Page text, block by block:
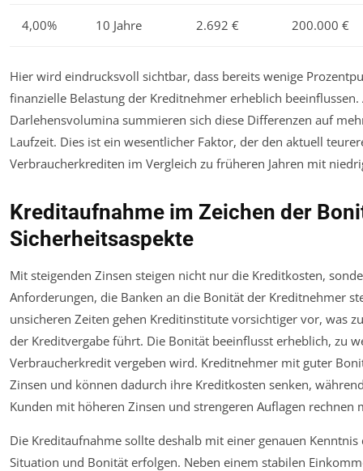
4,00% 10 Jahre 2.692 € 200.000 €
Hier wird eindrucksvoll sichtbar, dass bereits wenige
finanzielle Belastung der Kreditnehmer erheblich beeinflussen.
Darlehensvolumina summieren sich diese Differenzen auf
Laufzeit. Dies ist ein wesentlicher Faktor, der den aktuell
Verbraucherkrediten im Vergleich zu früheren Jahren mit
Kreditaufnahme im Zeichen der
Sicherheitsaspekte
Mit steigenden Zinsen steigen nicht nur die Kreditkosten,
Anforderungen, die Banken an die Bonität der Kreditnehmer
unsicheren Zeiten gehen Kreditinstitute vorsichtiger vor, was
der Kreditvergabe führt. Die Bonität beeinflusst erheblich, zu
Verbraucherkredit vergeben wird. Kreditnehmer mit guter
Zinsen und können dadurch ihre Kreditkosten senken,
Kunden mit höheren Zinsen und strengeren Auflagen rechnen
Die Kreditaufnahme sollte deshalb mit einer genauen
Situation und Bonität erfolgen. Neben einem stabilen